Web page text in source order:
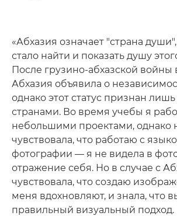
«Абхазия означает "страна
стало найти и показать душу
После грузино-абхазской войны
Абхазия объявила о
однако этот статус признан
странами. Во время учебы я
небольшими проектами, однако
чувствовала, что работаю с
фотографии — я не видела в
отражение себя. Но в случае с
чувствовала, что создаю
меня вдохновляют, и знала, что
правильный визуальный подход.